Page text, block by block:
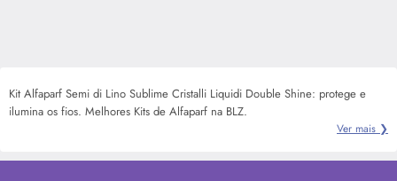
Kit Alfaparf Semi di Lino Sublime Cristalli Liquidi Double Shine: protege e
ilumina os fios. Melhores Kits de Alfaparf na BLZ.
Ver mais ❯